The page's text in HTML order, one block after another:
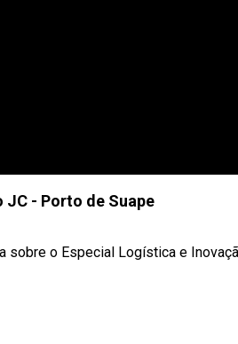
- Porto de Suape
sobre o Especial Logística e